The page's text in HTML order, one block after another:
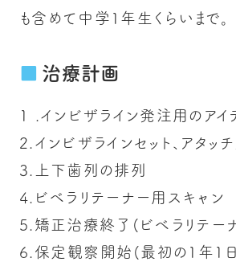
も含めて中学1年生くらいまで。
治療計画
1.インビザライン発注用のアイ
2.インビザラインセット、アタッチ
3.上下歯列の排列
4.ビベラリテーナー用スキャン
5.矯正治療終了(ビベラリテー
6.保定観察開始(最初の1年1日